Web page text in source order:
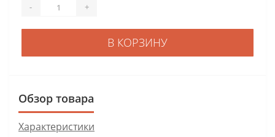
- +
В КОРЗИНУ
Обзор товара
Характеристики